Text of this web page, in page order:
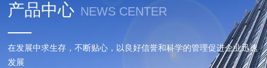
产品中心 NEWS CENTER
在发展中求生存，不断贴心，以良好信誉和科学的管理促进企业迅速
发展